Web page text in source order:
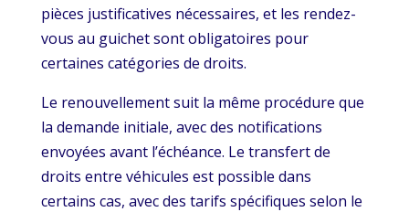
pièces justificatives nécessaires, et les rendez-
vous au guichet sont obligatoires pour
certaines catégories de droits.
Le renouvellement suit la même procédure que
la demande initiale, avec des notifications
envoyées avant l’échéance. Le transfert de
droits entre véhicules est possible dans
certains cas, avec des tarifs spécifiques selon le